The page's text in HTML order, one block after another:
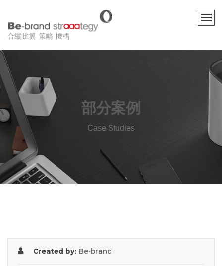
部分案例
Case Studies
Created by: Be-brand